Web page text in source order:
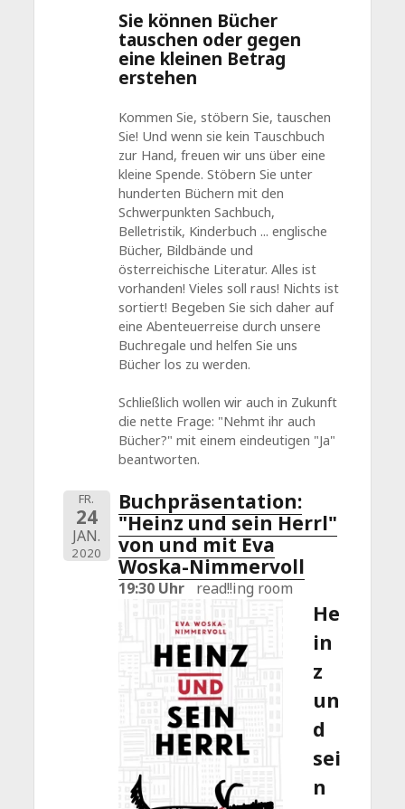
Sie können Bücher
tauschen oder gegen
eine kleinen Betrag
erstehen
Kommen Sie, stöbern Sie, tauschen
Sie! Und wenn sie kein Tauschbuch
zur Hand, freuen wir uns über eine
kleine Spende. Stöbern Sie unter
hunderten Büchern mit den
Schwerpunkten Sachbuch,
Belletristik, Kinderbuch ... englische
Bücher, Bildbände und
österreichische Literatur. Alles ist
vorhanden! Vieles soll raus! Nichts ist
sortiert! Begeben Sie sich daher auf
eine Abenteuerreise durch unsere
Buchregale und helfen Sie uns
Bücher los zu werden.
Schließlich wollen wir auch in Zukunft
die nette Frage: "Nehmt ihr auch
Bücher?" mit einem eindeutigen "Ja"
beantworten.
FR.
24
JAN.
2020
Buchpräsentation:
"Heinz und sein Herrl"
von und mit Eva
Woska-Nimmervoll
19:30 Uhr read!!ing room
He
in
z
un
d
sei
n